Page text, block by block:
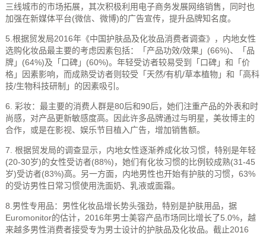
三线城市的市场拓展，其次积极利用电子商务发展网络销售，同时也
加强在新媒体平台(微信、微博)的广告宣传，提升品牌知名度。
5.根据贸发局2016年《中国护肤品及化妆品消费者调查》，内地女性
选购化妆品最主要的考虑因素包括：「产品功效/效果」(66%)、「品
牌」(64%)及「口碑」(60%)。年轻受访者较易受到「口碑」和「价
格」因素影响，而成熟受访者则较受「天然/有机/草本植物」和「高科
技/生物科技研制」的因素吸引。
6. 彩妆：最主要的消费人群是80后和90后，她们注重产品的外表和时
尚感，对产品更新敏感度高。因此许多品牌通过与明星，美妆博主的
合作，或是在影视、娱乐节目植入广告，增加销售额。
7. 根据贸发局的调查显示，内地女性逐渐养成化妆习惯，特别是年轻
(20-30岁)的女性受访者(88%)，她们有化妆习惯的比例较成熟(31-45
岁)受访者(83%)高。另一方面，内地男性也开始有护肤的习惯，63%
的受访男性日常习惯使用洗面奶、乳液或面霜。
8.男性专用品：男性化妆品增长势头强劲，特别是护肤用品，据
Euromonitor的估计，2016年男士美容产品市场同比增长了5.0%，越
来越多男性消费者接受专为男士设计的护肤品及化妆品。截止2016